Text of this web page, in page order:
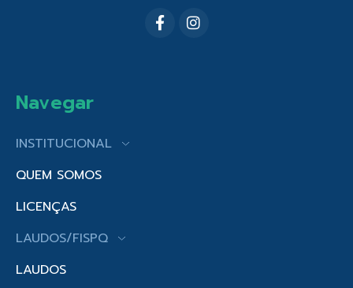
Navegar
INSTITUCIONAL
QUEM SOMOS
LICENÇAS
LAUDOS/FISPQ
LAUDOS